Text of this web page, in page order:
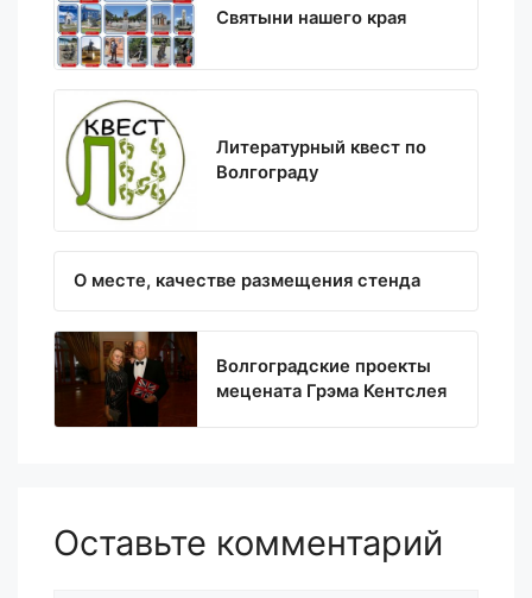
Святыни нашего края
Литературный квест по
Волгограду
О месте, качестве размещения стенда
Волгоградские проекты
мецената Грэма Кентслея
Оставьте комментарий